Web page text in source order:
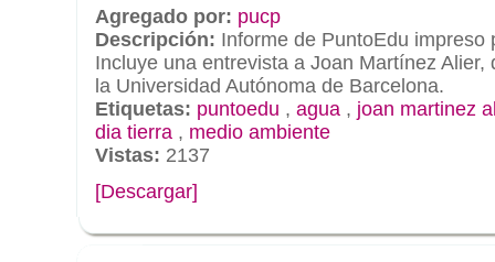
Agregado por: pucp
Descripción: Informe de PuntoEdu impreso
Incluye una entrevista a Joan Martínez
la Universidad Autónoma de Barcelona.
Etiquetas: puntoedu , agua , joan martinez
dia tierra , medio ambiente
Vistas: 2137
[Descargar]